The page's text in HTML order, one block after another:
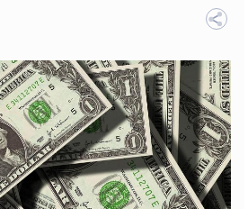
ALTRO
TEAM
COMITATO SCIENTIFICO AUTORI CURATORI
PARTNER COLLABORA CON NOI